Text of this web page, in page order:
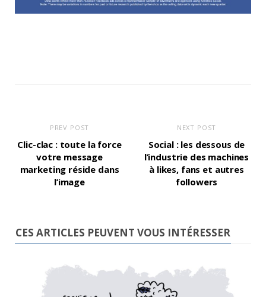
PREV POST
Clic-clac : toute la force
votre message
marketing réside dans
l’image
NEXT POST
Social : les dessous de
l’industrie des machines
à likes, fans et autres
followers
CES ARTICLES PEUVENT VOUS INTÉRESSER